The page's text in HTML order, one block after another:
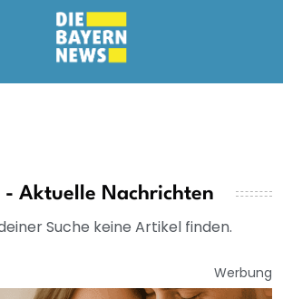
- Aktuelle Nachrichten
Suche keine Artikel finden.
Werbung